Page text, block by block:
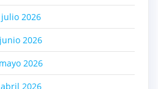
julio 2026
junio 2026
mayo 2026
abril 2026